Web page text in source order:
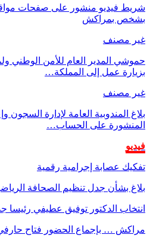
شريط فيديو منشور على صفحات
بشخص بمراكش
غير مصنف
حموشي المدير العام للأمن الوطني
بزيارة عمل إلى المملكة…
غير مصنف
بلاغ المندوبية العامة لإدارة السجون
المنشورة على الحساب…
فيديو
تفكيك عصابة إجرامية رقمية
بلاغ بشأن جدل تنظيم الصحافة
انتخاب الدكتور توفيق عطيفي رئيسا
مراكش … بإجماع الحضور فتاح